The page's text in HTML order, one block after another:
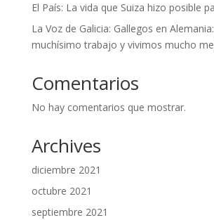
El País: La vida que Suiza hizo posible
La Voz de Galicia: Gallegos en
muchísimo trabajo y vivimos mucho
Comentarios
No hay comentarios que mostrar.
Archives
diciembre 2021
octubre 2021
septiembre 2021